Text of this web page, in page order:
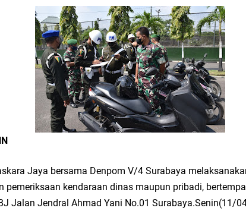
Bupati Gresik Cup 2026 siap Digelar, Ajang Strategis Cetak Atlet
Workshop Petani Organik Pati Raya: Meneguhkan Kemandirian
Tumpeng Nasi Krawu Pecahkan Rekor MURI, KWGe Angkat
FOZ Jatim, BAZNAS, dan Kemenag Salurkan 22.456 Bingkisan
Jawa Timur
Bupati Gresik Gus Yani Resmikan Kantor Desa Sidoraharjo:
Sosial
Jaya bersama Denpom V/4 Surabaya
pemeriksaan kendaraan dinas maupun pribadi,
Jalan Jendral Ahmad Yani No.01 Surabaya.Senin(11/